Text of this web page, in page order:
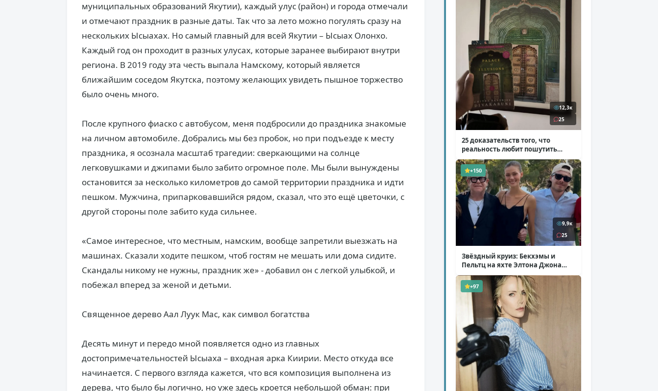
муниципальных образований Якутии), каждый улус (район) и города отмечали
и отмечают праздник в разные даты. Так что за лето можно погулять сразу на
нескольких Ысыахах. Но самый главный для всей Якутии – Ысыах Олонхо.
Каждый год он проходит в разных улусах, которые заранее выбирают внутри
региона. В 2019 году эта честь выпала Намскому, который является
ближайшим соседом Якутска, поэтому желающих увидеть пышное торжество
было очень много.
После крупного фиаско с автобусом, меня подбросили до праздника знакомые
на личном автомобиле. Добрались мы без пробок, но при подъезде к месту
праздника, я осознала масштаб трагедии: сверкающими на солнце
легковушками и джипами было забито огромное поле. Мы были вынуждены
остановится за несколько километров до самой территории праздника и идти
пешком. Мужчина, припарковавшийся рядом, сказал, что это ещё цветочки, с
другой стороны поле забито куда сильнее.
«Самое интересное, что местным, намским, вообще запретили выезжать на
машинах. Сказали ходите пешком, чтоб гостям не мешать или дома сидите.
Скандалы никому не нужны, праздник же» - добавил он с легкой улыбкой, и
побежал вперед за женой и детьми.
Священное дерево Аал Луук Мас, как символ богатства
Десять минут и передо мной появляется одно из главных
достопримечательностей Ысыаха – входная арка Киирии. Место откуда все
начинается. С первого взгляда кажется, что вся композиция выполнена из
дерева, что было бы логично, но уже здесь кроется небольшой обман: при
12,3к
25
25 доказательств того, что
реальность любит пошутить
( 25 фото )
+150
9,9к
25
Звёздный круиз: Бекхэмы и
Пельтц на яхте Элтона Джона
( 12 фото )
+97